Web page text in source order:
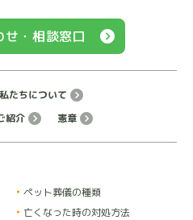
せ・相談窓口
私たちについて
紹介 憲章
ペット葬儀の種類
亡くなった時の対処方法